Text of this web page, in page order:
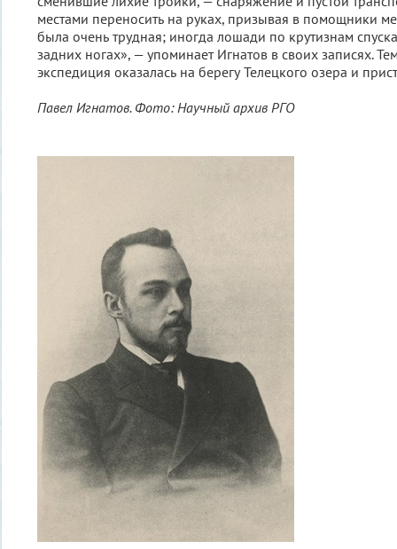
местами переносить на руках, призывая в помощники
была очень трудная; иногда лошади по крутизнам
задних ногах», — упоминает Игнатов в своих записях.
экспедиция оказалась на берегу Телецкого озера и
Павел Игнатов. Фото: Научный архив РГО